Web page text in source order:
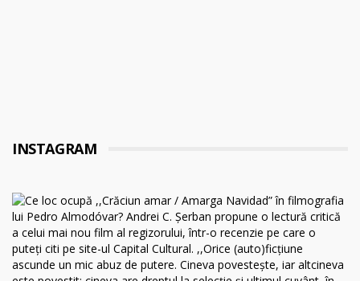
INSTAGRAM